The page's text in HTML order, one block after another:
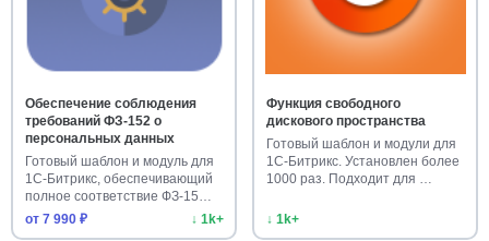
Обеспечение соблюдения
требований ФЗ-152 о
персональных данных
Готовый шаблон и модуль для
1С-Битрикс, обеспечивающий
полное соответствие ФЗ-15…
от 7 990 ₽
↓ 1k+
Функция свободного
дискового пространства
Готовый шаблон и модули для
1С-Битрикс. Установлен более
1000 раз. Подходит для …
↓ 1k+